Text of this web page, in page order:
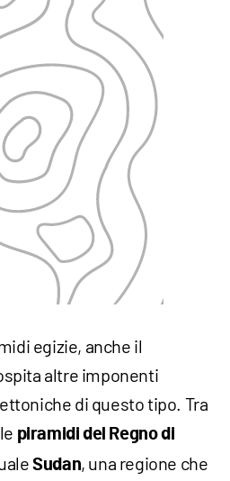
egizie, anche il
altre imponenti
di questo tipo. Tra
piramidi del Regno di
Sudan, una regione che